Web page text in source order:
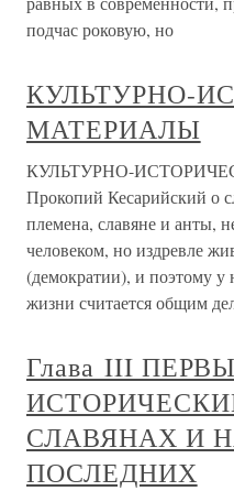
подчас роковую, но
КУЛЬТУРНО-
МАТЕРИАЛЫ
КУЛЬТУРНО-
Прокопий Кесарийский о
племена, славяне и анты,
человеком, но издревле
(демократии), и поэтому у
жизни считается общим
Глава III
СЛАВЯНАХ И
ПОСЛЕДНИХ